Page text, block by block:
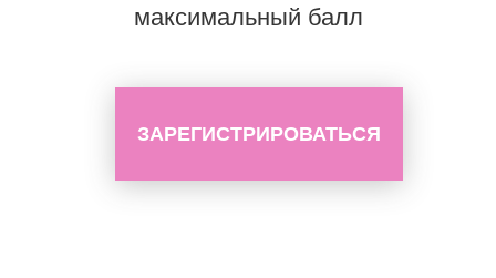
максимальный балл
ЗАРЕГИСТРИРОВАТЬСЯ